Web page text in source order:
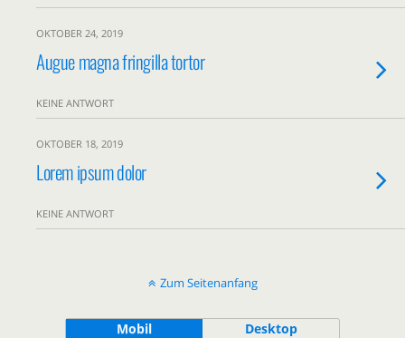
OKTOBER 24, 2019
Augue magna fringilla tortor
KEINE ANTWORT
OKTOBER 18, 2019
Lorem ipsum dolor
KEINE ANTWORT
Zum Seitenanfang
Mobil Desktop